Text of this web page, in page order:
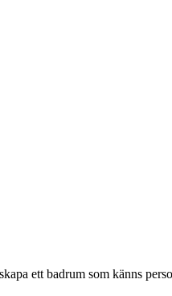
ett badrum som känns